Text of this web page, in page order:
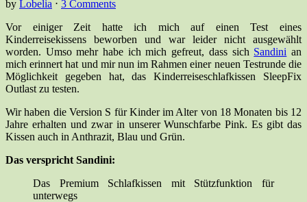
by Lobelia ⋅ 3 Comments
Vor einiger Zeit hatte ich mich auf einen Test eines
Kinderreisekissens beworben und war leider nicht ausgewählt
worden. Umso mehr habe ich mich gefreut, dass sich Sandini an
mich erinnert hat und mir nun im Rahmen einer neuen Testrunde die
Möglichkeit gegeben hat, das Kinderreiseschlafkissen SleepFix
Outlast zu testen.
Wir haben die Version S für Kinder im Alter von 18 Monaten bis 12
Jahre erhalten und zwar in unserer Wunschfarbe Pink. Es gibt das
Kissen auch in Anthrazit, Blau und Grün.
Das verspricht Sandini:
Das Premium Schlafkissen mit Stützfunktion für
unterwegs